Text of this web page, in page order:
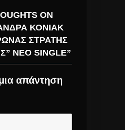
ON
ΚΌΝΙΑΚ
ΣΤΡΑΤΉΣ
ΝΈΟ SINGLE”
απάντηση